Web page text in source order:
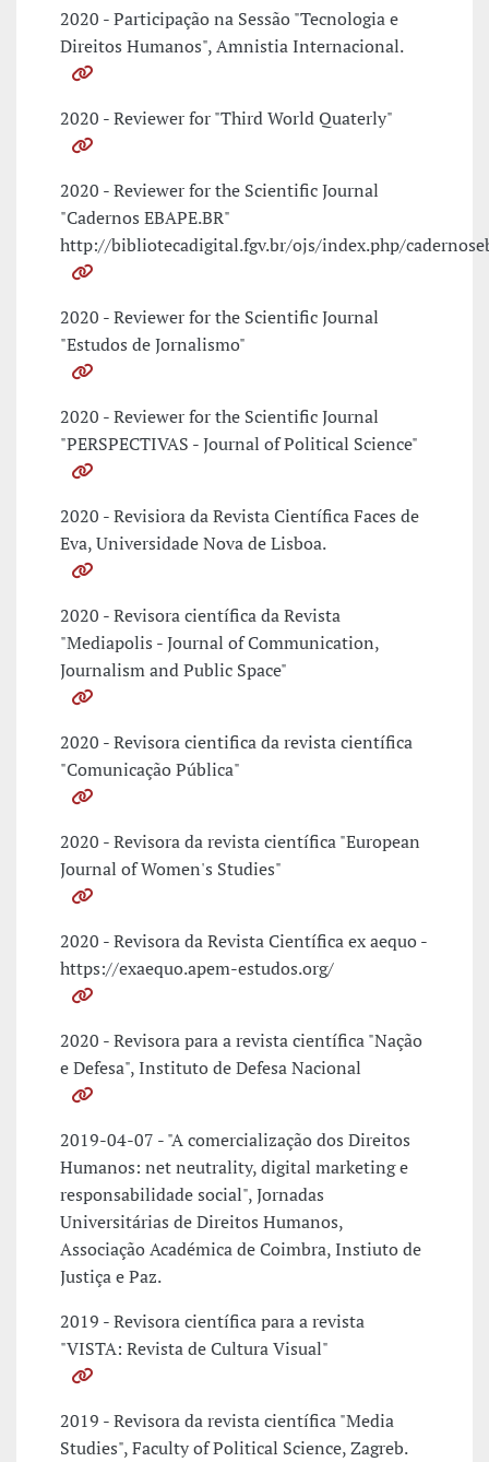
2020 - Participação na Sessão "Tecnologia e
Direitos Humanos", Amnistia Internacional.
2020 - Reviewer for "Third World Quaterly"
2020 - Reviewer for the Scientific Journal
"Cadernos EBAPE.BR"
http://bibliotecadigital.fgv.br/ojs/index.php/
2020 - Reviewer for the Scientific Journal
"Estudos de Jornalismo"
2020 - Reviewer for the Scientific Journal
"PERSPECTIVAS - Journal of Political Science"
2020 - Revisiora da Revista Científica Faces de
Eva, Universidade Nova de Lisboa.
2020 - Revisora científica da Revista
"Mediapolis - Journal of Communication,
Journalism and Public Space"
2020 - Revisora cientifica da revista científica
"Comunicação Pública"
2020 - Revisora da revista científica "European
Journal of Women's Studies"
2020 - Revisora da Revista Científica ex aequo -
https://exaequo.apem-estudos.org/
2020 - Revisora para a revista científica "Nação
e Defesa", Instituto de Defesa Nacional
2019-04-07 - "A comercialização dos Direitos
Humanos: net neutrality, digital marketing e
responsabilidade social", Jornadas
Universitárias de Direitos Humanos,
Associação Académica de Coimbra, Instiuto de
Justiça e Paz.
2019 - Revisora científica para a revista
"VISTA: Revista de Cultura Visual"
2019 - Revisora da revista científica "Media
Studies", Faculty of Political Science, Zagreb.